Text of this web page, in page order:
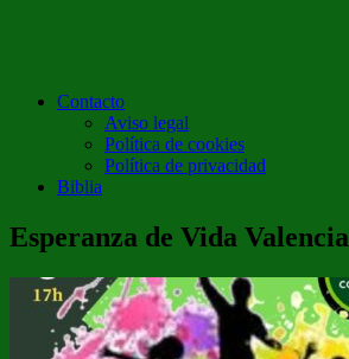
Contacto
Aviso legal
Política de cookies
Política de privacidad
Biblia
Esperanza de Vida Valencia